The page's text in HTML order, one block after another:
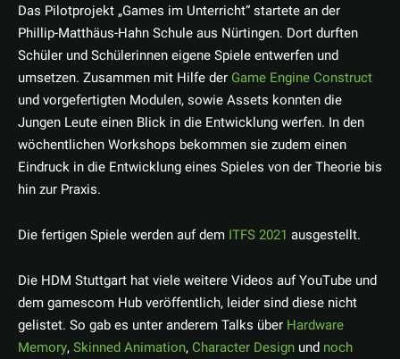
Das Pilotprojekt „Games im Unterricht“ startete an der
Phillip-Matthäus-Hahn Schule aus Nürtingen. Dort durften
Schüler und Schülerinnen eigene Spiele entwerfen und
umsetzen. Zusammen mit Hilfe der Game Engine Construct
und vorgefertigten Modulen, sowie Assets konnten die
Jungen Leute einen Blick in die Entwicklung werfen. In den
wöchentlichen Workshops bekommen sie zudem einen
Eindruck in die Entwicklung eines Spieles von der Theorie bis
hin zur Praxis.
Die fertigen Spiele werden auf dem ITFS 2021 ausgestellt.
Die HDM Stuttgart hat viele weitere Videos auf YouTube und
dem gamescom Hub veröffentlich, leider sind diese nicht
gelistet. So gab es unter anderem Talks über Hardware
Memory,Skinned Animation, Character Design und noch